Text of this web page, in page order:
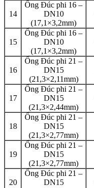
14
Ống Đúc phi 16 –
DN10
(17,1×3,2mm)
15
Ống Đúc phi 16 –
DN10
(17,1×3,2mm)
16
Ống Đúc phi 21 –
DN15
(21,3×2,11mm)
17
Ống Đúc phi 21 –
DN15
(21,3×2,44mm)
18
Ống Đúc phi 21 –
DN15
(21,3×2,77mm)
19
Ống Đúc phi 21 –
DN15
(21,3×2,77mm)
20
Ống Đúc phi 21 –
DN15